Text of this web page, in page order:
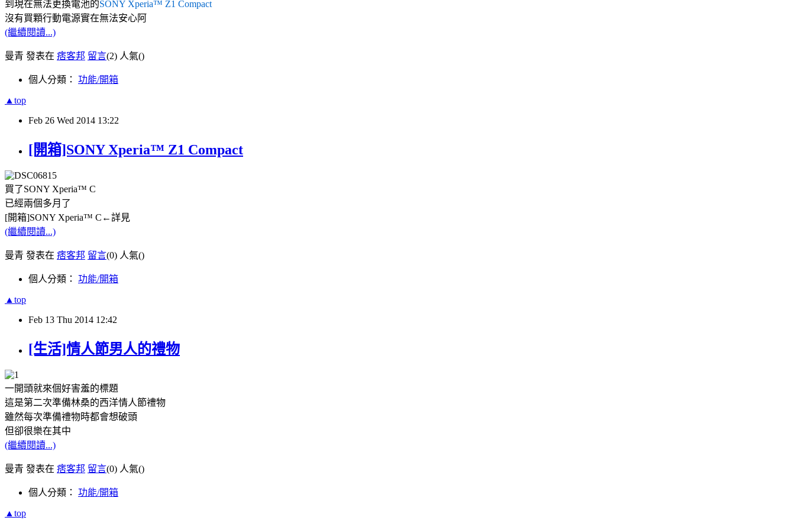
到現在無法更換電池的SONY Xperia™ Z1 Compact
沒有買顆行動電源實在無法安心阿
(繼續閱讀...)
曼青 發表在 痞客邦 留言(2) 人氣()
個人分類： 功能/開箱
▲top
Feb 26 Wed 2014 13:22
[開箱]SONY Xperia™ Z1 Compact
買了SONY Xperia™ C
已經兩個多月了
[開箱]SONY Xperia™ C←詳見
(繼續閱讀...)
曼青 發表在 痞客邦 留言(0) 人氣()
個人分類： 功能/開箱
▲top
Feb 13 Thu 2014 12:42
[生活]情人節男人的禮物
一開頭就來個好害羞的標題
這是第二次準備林桑的西洋情人節禮物
雖然每次準備禮物時都會想破頭
但卻很樂在其中
(繼續閱讀...)
曼青 發表在 痞客邦 留言(0) 人氣()
個人分類： 功能/開箱
▲top